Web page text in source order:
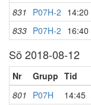
831 P07H-2 14:20
833 P07H-2 16:40
Sö 2018-08-12
Nr Grupp Tid
801 P07H 14:45